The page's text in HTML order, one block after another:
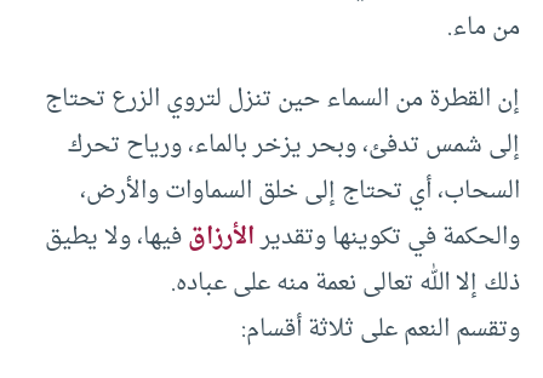
من ماء.
إن القطرة من السماء حين تنزل لتروي الزرع تحتاج
إلى شمس تدفئ، وبحر يزخر بالماء، ورياح تحرك
السحاب، أي تحتاج إلى خلق السماوات والأرض،
والحكمة في تكوينها وتقديرالأرزاقفيها، ولا يطيق
ذلك إلا الله تعالى نعمة منه على عباده.
وتقسم النعم على ثلاثة أقسام: